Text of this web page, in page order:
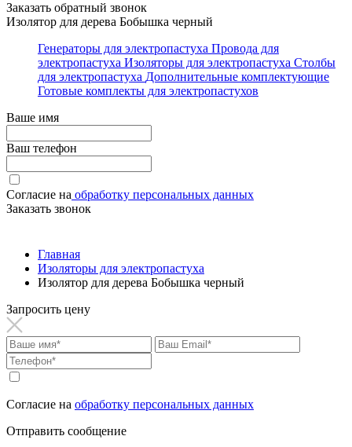
Заказать обратный звонок
Изолятор для дерева Бобышка черный
Генераторы для электропастуха Провода для
электропастуха Изоляторы для электропастуха Столбы
для электропастуха Дополнительные комплектующие
Готовые комплекты для электропастухов
Ваше имя
Ваш телефон
Согласие на обработку персональных данных
Заказать звонок
Главная
Изоляторы для электропастуха
Изолятор для дерева Бобышка черный
Запросить цену
Согласие на обработку персональных данных
Отправить сообщение